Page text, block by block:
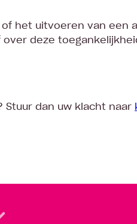
het uitvoeren van een
deze
dan uw klacht naar